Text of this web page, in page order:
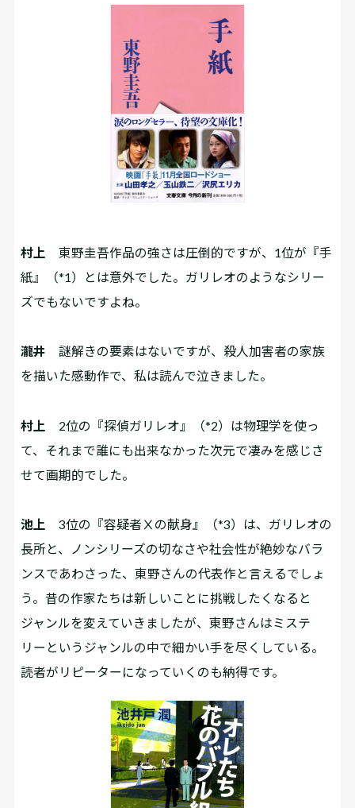
村上
東野圭吾作品の強さは圧倒的ですが、1位が『手
紙』
（*1）
とは意外でした。ガリレオのようなシリー
ズでもないですよね。
瀧井 謎解きの要素はないですが、殺人加害者の家族
を描いた感動作で、私は読んで泣きました。
村上 2位の『探偵ガリレオ』 （*2） は物理学を使っ
て、それまで誰にも出来なかった次元で凄みを感じさ
せて画期的でした。
池上 3位の『容疑者Ⅹの献身』 （*3） は、ガリレオの
長所と、ノンシリーズの切なさや社会性が絶妙なバラ
ンスであわさった、東野さんの代表作と言えるでしょ
う。昔の作家たちは新しいことに挑戦したくなると
ジャンルを変えていきましたが、東野さんはミステ
リーというジャンルの中で細かい手を尽くしている。
読者がリピーターになっていくのも納得です。